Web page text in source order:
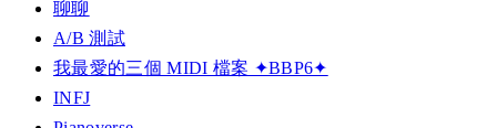
聊聊
A/B 測試
我最愛的三個 MIDI 檔案 ✦BBP6✦
INFJ